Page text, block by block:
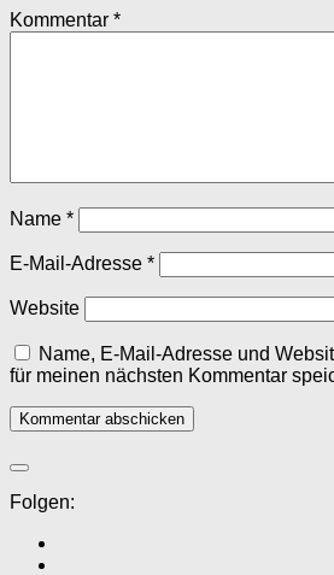
Kommentar *
Name *
E-Mail-Adresse *
Website
Name, E-Mail-Adresse und
für meinen nächsten Kommentar
Folgen: